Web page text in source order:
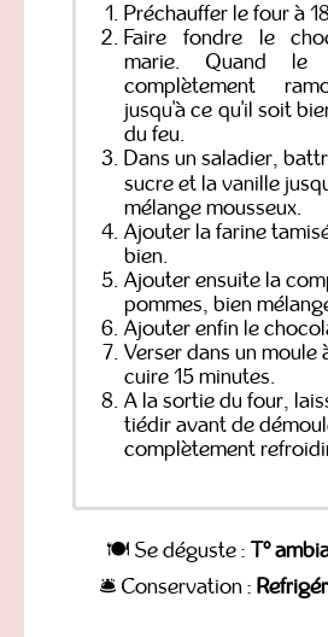
Préchauffer le four à
Faire fondre le
marie. Quand le
complètement
jusqu'à ce qu'il soit
du feu.
Dans un saladier,
sucre et la vanille
mélange mousseux.
Ajouter la farine
bien.
Ajouter ensuite la
pommes, bien
Ajouter enfin le
Verser dans un moule
cuire 15 minutes.
A la sortie du four,
tiédir avant de
complètement
🍽️ Se déguste : T°
🛎️ Conservation :